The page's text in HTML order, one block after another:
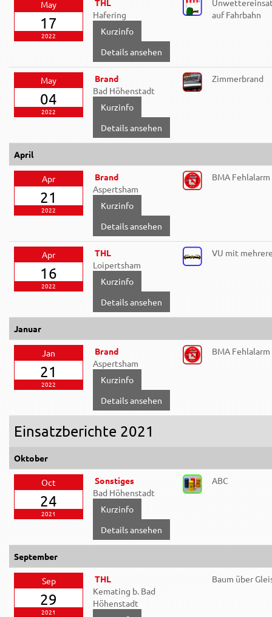
May
17
2022
THL
Hafering
Details ansehen
auf Fahrbahn
May
04
2022
Brand
Bad Höhenstadt
Details ansehen
Zimmerbrand
April
Apr
21
2022
Brand
Aspertsham
Details ansehen
BMA Fehlalarm
Apr
16
2022
THL
Loipertsham
Details ansehen
VU mit
Januar
Jan
21
2022
Brand
Aspertsham
Details ansehen
BMA Fehlalarm
Einsatzberichte 2021
Oktober
Oct
24
2021
Sonstiges
Bad Höhenstadt
Details ansehen
ABC
September
Sep
29
2021
THL
Kemating b. Bad
Höhenstadt
Baum über